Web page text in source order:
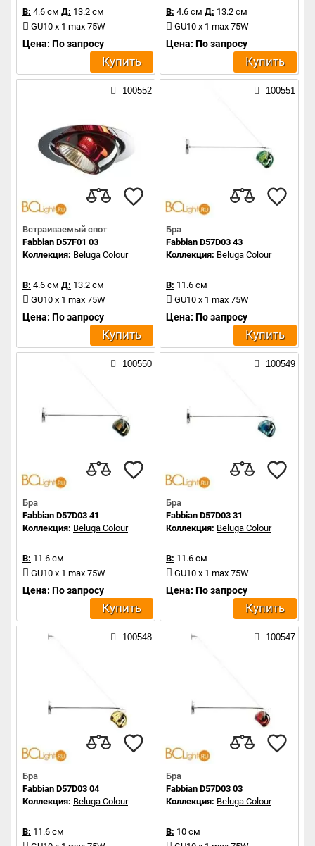
В: 4.6 см Д: 13.2 см
GU10 x 1 max 75W
Цена: По запросу
Купить
В: 4.6 см Д: 13.2 см
GU10 x 1 max 75W
Цена: По запросу
Купить
100552
Встраиваемый спот
Fabbian D57F01 03
Коллекция: Beluga Colour
В: 4.6 см Д: 13.2 см
GU10 x 1 max 75W
Цена: По запросу
Купить
100551
Бра
Fabbian D57D03 43
Коллекция: Beluga Colour
В: 11.6 см
GU10 x 1 max 75W
Цена: По запросу
Купить
100550
Бра
Fabbian D57D03 41
Коллекция: Beluga Colour
В: 11.6 см
GU10 x 1 max 75W
Цена: По запросу
Купить
100549
Бра
Fabbian D57D03 31
Коллекция: Beluga Colour
В: 11.6 см
GU10 x 1 max 75W
Цена: По запросу
Купить
100548
Бра
Fabbian D57D03 04
Коллекция: Beluga Colour
В: 11.6 см
100547
Бра
Fabbian D57D03 03
Коллекция: Beluga Colour
В: 10 см